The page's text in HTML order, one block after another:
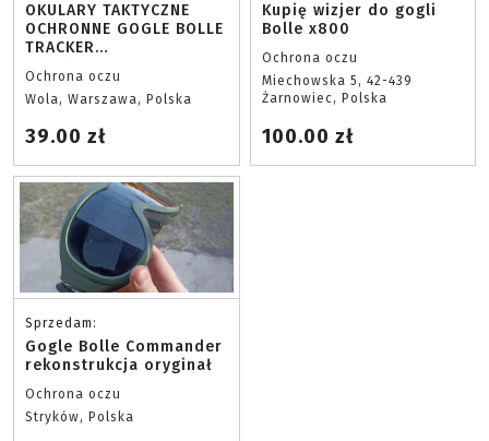
OKULARY TAKTYCZNE
OCHRONNE GOGLE BOLLE
TRACKER
PRZEŹROCZYSTE CLEAR
Ochrona oczu
Wola, Warszawa, Polska
39.00 zł
Kupię wizjer do gogli
Bolle x800
Ochrona oczu
Miechowska 5, 42-439
Żarnowiec, Polska
100.00 zł
Sprzedam:
Gogle Bolle Commander
rekonstrukcja oryginał
Ochrona oczu
Stryków, Polska